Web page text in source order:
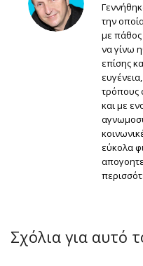
την
με
να γίνω
επίσης
τρόπους
και με
εύκολα
Σχόλια για αυτό